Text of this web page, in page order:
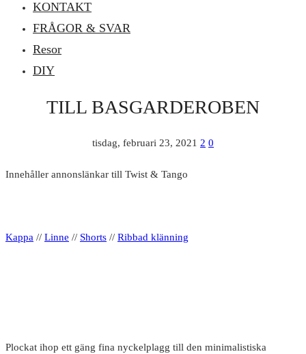
KONTAKT
FRÅGOR & SVAR
Resor
DIY
TILL BASGARDEROBEN
tisdag, februari 23, 2021 2 0
Innehåller annonslänkar till Twist & Tango
Kappa // Linne // Shorts // Ribbad klänning
Plockat ihop ett gäng fina nyckelplagg till den minimalistiska